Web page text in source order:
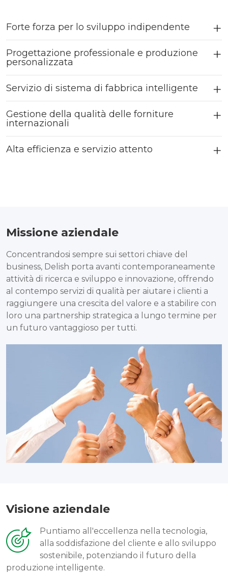
Forte forza per lo sviluppo indipendente
Progettazione professionale e produzione
personalizzata
Servizio di sistema di fabbrica intelligente
Gestione della qualità delle forniture
internazionali
Alta efficienza e servizio attento
Missione aziendale
Concentrandosi sempre sui settori chiave del
business, Delish porta avanti contemporaneamente
attività di ricerca e sviluppo e innovazione, offrendo
al contempo servizi di qualità per aiutare i clienti a
raggiungere una crescita del valore e a stabilire con
loro una partnership strategica a lungo termine per
un futuro vantaggioso per tutti.
Visione aziendale
Puntiamo all'eccellenza nella tecnologia,
alla soddisfazione del cliente e allo sviluppo
sostenibile, potenziando il futuro della
produzione intelligente.